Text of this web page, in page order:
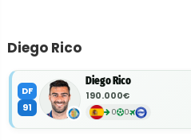
Diego Rico
DF
91
Diego Rico
190.000€
0 0